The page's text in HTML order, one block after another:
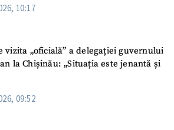
10:17
vizita „oficială” a delegației guvernului
la Chișinău: „Situația este jenantă și
09:52